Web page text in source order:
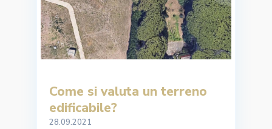
Come si valuta un terreno
edificabile?
28.09.2021